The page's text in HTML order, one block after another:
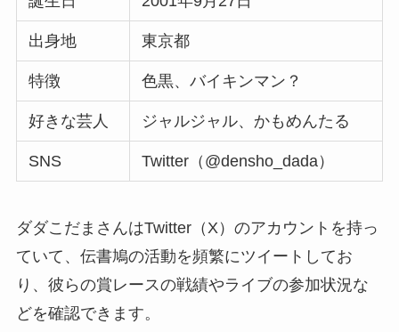
出身地 東京都
特徴 色黒、バイキンマン？
好きな芸人 ジャルジャル、かもめんたる
SNS Twitter（@densho_dada）
ダダこだまさんはTwitter（X）のアカウントを持っ
ていて、伝書鳩の活動を頻繁にツイートしてお
り、彼らの賞レースの戦績やライブの参加状況な
どを確認できます。